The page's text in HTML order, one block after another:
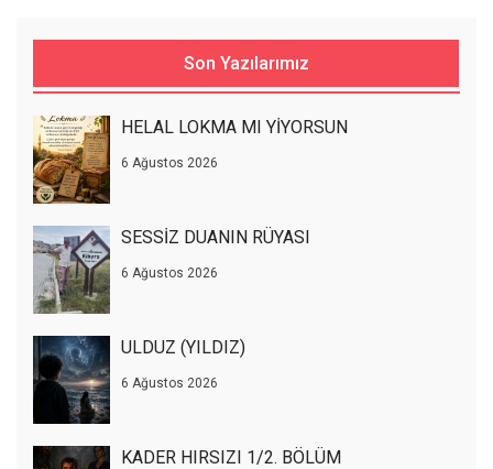
Son Yazılarımız
HELAL LOKMA MI YİYORSUN
6 Ağustos 2026
SESSİZ DUANIN RÜYASI
6 Ağustos 2026
ULDUZ (YILDIZ)
6 Ağustos 2026
KADER HIRSIZI 1/2. BÖLÜM